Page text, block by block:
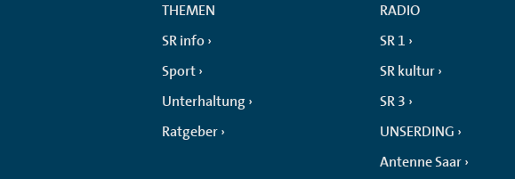
THEMEN
SR info
Sport
Unterhaltung
Ratgeber
RADIO
SR 1
SR kultur
SR 3
UNSERDING
Antenne Saar